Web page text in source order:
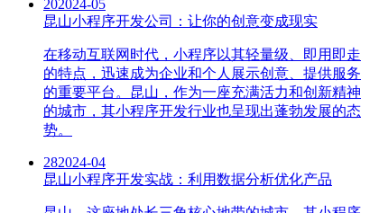
202024-05
昆山小程序开发公司：让你的创意变成现实
在移动互联网时代，小程序以其轻量级、即用即走
的特点，迅速成为企业和个人展示创意、提供服务
的重要平台。昆山，作为一座充满活力和创新精神
的城市，其小程序开发行业也呈现出蓬勃发展的态
势。
282024-04
昆山小程序开发实战：利用数据分析优化产品